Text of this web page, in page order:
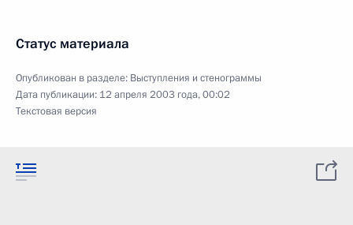
Статус материала
Опубликован в разделе: Выступления и стенограммы
Дата публикации: 12 апреля 2003 года, 00:02
Текстовая версия